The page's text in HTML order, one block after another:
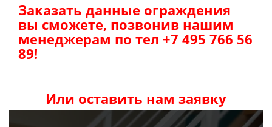
Заказать данные ограждения
вы сможете, позвонив нашим
менеджерам по тел +7 495 766 56
89!
Или оставить нам заявку